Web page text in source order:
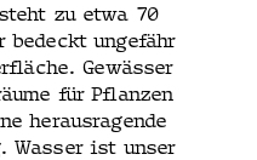
zu etwa 70
bedeckt unge­fähr
Gewäss­er
für Pflanzen
her­aus­ra­gende
Wass­er ist unser